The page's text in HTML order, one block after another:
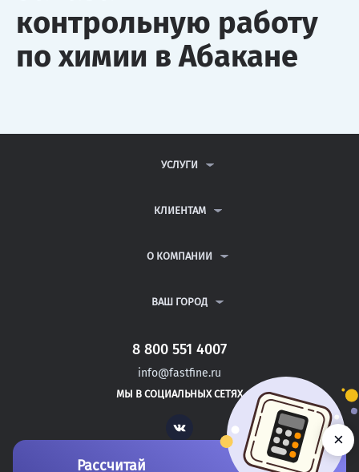
контрольную работу
по химии в Абакане
УСЛУГИ
ДИПЛОМНЫЕ РАБОТЫ
РЕФЕРАТЫ
КЛИЕНТАМ
ВОПРОСЫ И ОТВЕТЫ
ПОЛИТИКА КОНФИДЕНЦИАЛЬНОСТИ
О КОМПАНИИ
КОНТАКТЫ
ВАШ ГОРОД
САНКТ-ПЕТЕРБУРГ
ЧАЙКОВСКИЙ
ЧЕРЕПОВЕЦ
8 800 551 4007
info@fastfine.ru
МЫ В СОЦИАЛЬНЫХ СЕТЯХ
Vk
Рассчитай
×